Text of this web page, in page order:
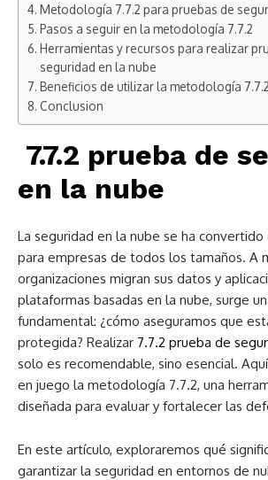
Metodología 7.7.2 para pruebas de
Pasos a seguir en la metodología 7.7.2
Herramientas y recursos para realizar
seguridad en la nube
Beneficios de utilizar la metodología 7.7.2
Conclusion
7.7.2 prueba de
en la nube
La seguridad en la nube se ha convertido
para empresas de todos los tamaños. A
organizaciones migran sus datos y
plataformas basadas en la nube, surge
fundamental: ¿cómo aseguramos que
protegida? Realizar 7.7.2 prueba de
solo es recomendable, sino esencial.
en juego la metodología 7.7.2, una
diseñada para evaluar y fortalecer las
En este artículo, exploraremos qué
garantizar la seguridad en entornos de